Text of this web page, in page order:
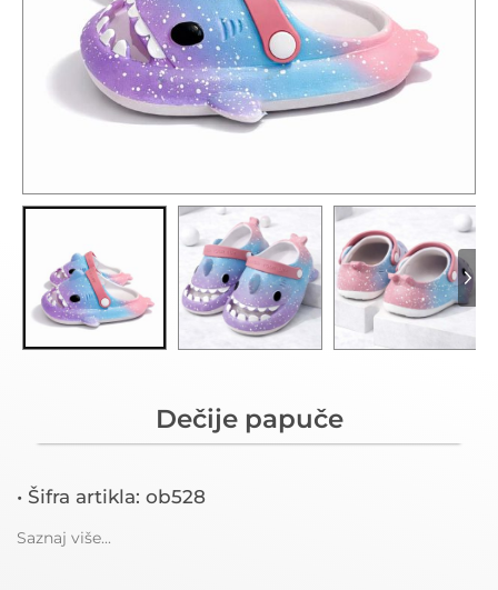
Dečije papuče
• Šifra artikla: ob528
Saznaj više...